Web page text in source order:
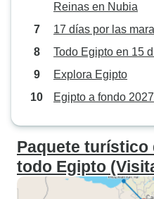
Reinas en Nubia
17 días por las
Todo Egipto en 15
Explora Egipto
Egipto a fondo 2027
Paquete turístico
todo Egipto